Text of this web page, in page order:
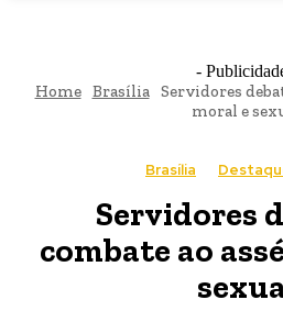
-
Home Brasília Servidores
moral e
Brasília
Servidores
combate ao